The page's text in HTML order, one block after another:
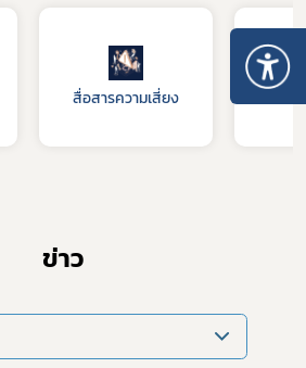
สื่อสารความเสี่ยง
ข่าว